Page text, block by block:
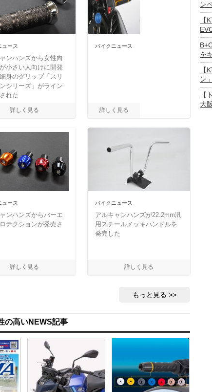
ュース
ンハンズから女性向
小さい人向けに開発
身のグリップ「スリ
シリーズ」がライン
れた
バイクニュース
ュース
ンハンズからバーエ
テクションが発売さ
バイクニュース
アルキャンハンズが22.2mm汎
用スチールメッキハンドルを
発売した
もっと見る
の高いNEWS記事
ン
【
を
【
ン
【
大